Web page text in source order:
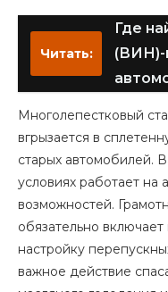
Читать:
Где
(ВИН)-
Многолепестковый
вгрызается в
старых автомобилей.
условиях работает
возможностей.
обязательно
настройку
важное действие